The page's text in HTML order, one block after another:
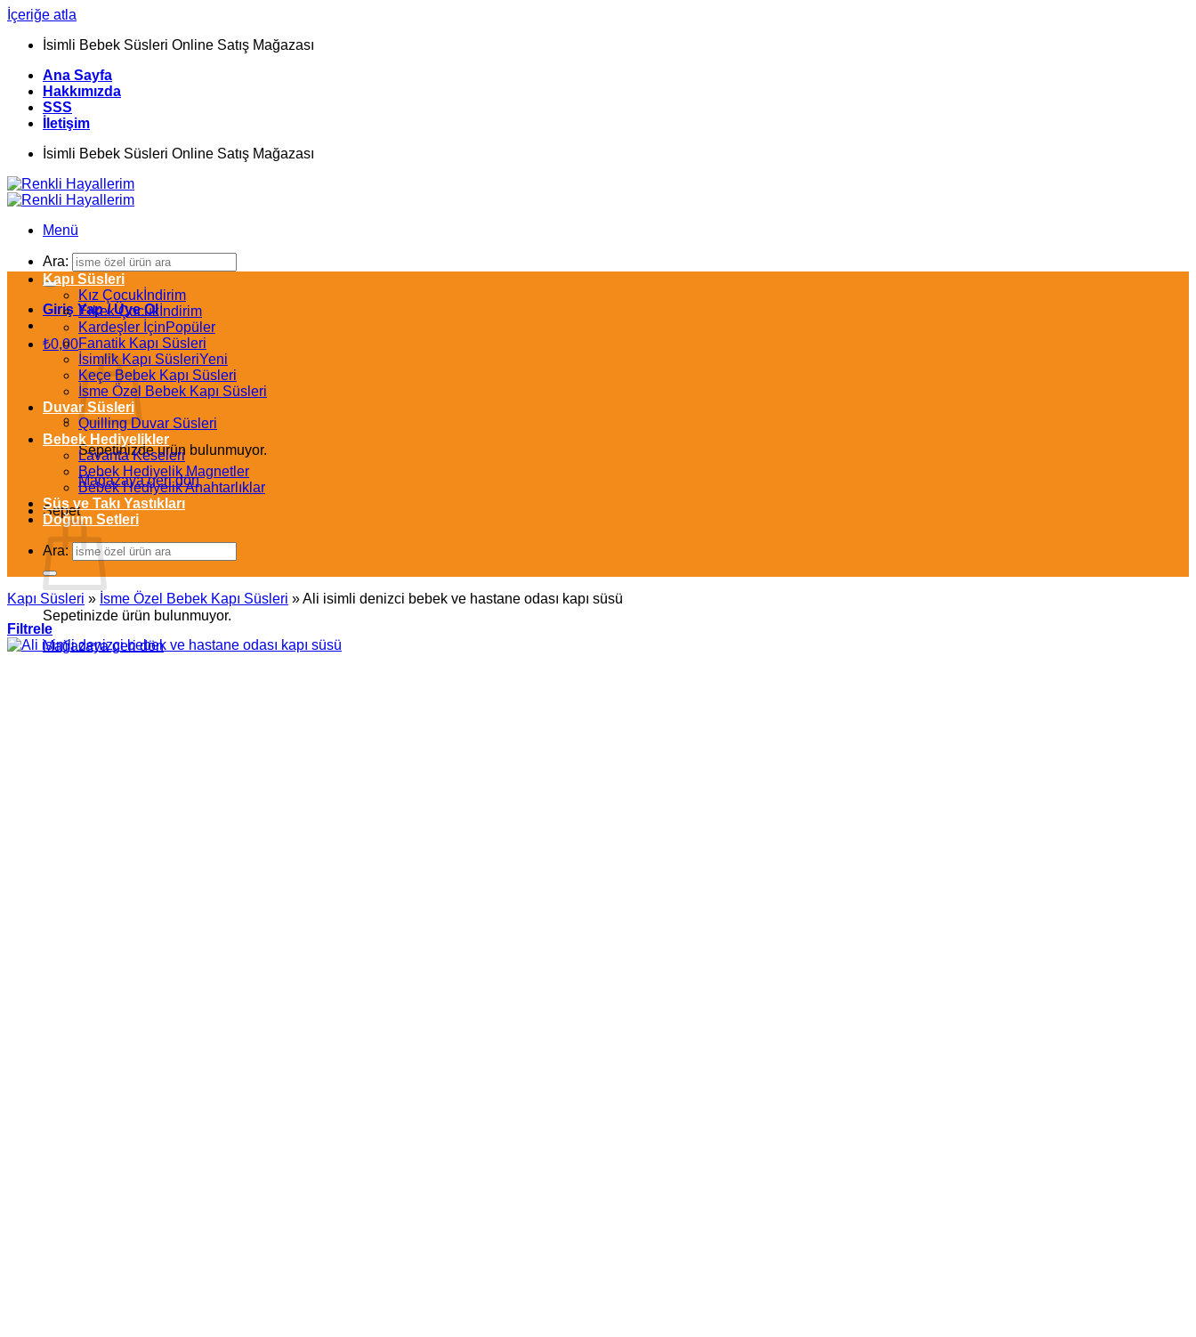
İçeriğe atla
İsimli Bebek Süsleri Online Satış Mağazası
Ana Sayfa
Hakkımızda
SSS
İletişim
İsimli Bebek Süsleri Online Satış Mağazası
Menü
Ara:
Giriş Yap / Üye Ol
₺0,00
Sepetinizde ürün bulunmuyor.
Mağazaya geri dön
Sepet
Sepetinizde ürün bulunmuyor.
Mağazaya geri dön
Kapı Süsleri
Kız Çocuk
Erkek Çocuk
Kardeşler İçin
Fanatik Kapı Süsleri
İsimlik Kapı Süsleri
Keçe Bebek Kapı Süsleri
İsme Özel Bebek Kapı Süsleri
Duvar Süsleri
Quilling Duvar Süsleri
Bebek Hediyelikler
Lavanta Keseleri
Bebek Hediyelik Magnetler
Bebek Hediyelik Anahtarlıklar
Süs ve Takı Yastıkları
Doğum Setleri
Ara:
Kapı Süsleri » İsme Özel Bebek Kapı Süsleri »Ali isimli denizci bebek ve hastane odası kapı süsü
Filtrele